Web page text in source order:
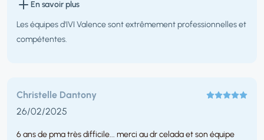
En savoir plus
Les équipes d'IVI Valence sont extrêmement professionnelles et
compétentes.
Christelle Dantony
26/02/2025
6 ans de pma très difficile... merci au dr celada et son équipe